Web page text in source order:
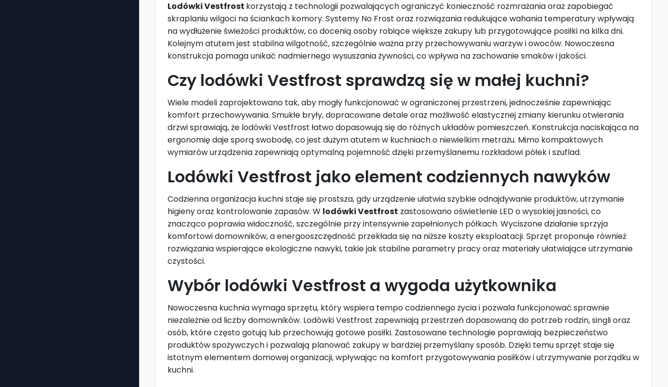
Lodówki Vestfrost korzystają z technologii pozwalających ograniczyć konieczność rozmrażania oraz zapobiegać
skraplaniu wilgoci na ściankach komory. Systemy No Frost oraz rozwiązania redukujące wahania temperatury wpływają
na wydłużenie świeżości produktów, co docenią osoby robiące większe zakupy lub przygotowujące posiłki na kilka dni.
Kolejnym atutem jest stabilna wilgotność, szczególnie ważna przy przechowywaniu warzyw i owoców. Nowoczesna
konstrukcja pomaga unikać nadmiernego wysuszania żywności, co wpływa na zachowanie smaków i jakości.
Czy lodówki Vestfrost sprawdzą się w małej kuchni?
Wiele modeli zaprojektowano tak, aby mogły funkcjonować w ograniczonej przestrzeni, jednocześnie zapewniając
komfort przechowywania. Smukłe bryły, dopracowane detale oraz możliwość elastycznej zmiany kierunku otwierania
drzwi sprawiają, że lodówki Vestfrost łatwo dopasowują się do różnych układów pomieszczeń. Konstrukcja naciskająca na
ergonomię daje sporą swobodę, co jest dużym atutem w kuchniach o niewielkim metrażu. Mimo kompaktowych
wymiarów urządzenia zapewniają optymalną pojemność dzięki przemyślanemu rozkładowi półek i szuflad.
Lodówki Vestfrost jako element codziennych nawyków
Codzienna organizacja kuchni staje się prostsza, gdy urządzenie ułatwia szybkie odnajdywanie produktów, utrzymanie
higieny oraz kontrolowanie zapasów. W lodówki Vestfrost zastosowano oświetlenie LED o wysokiej jasności, co
znacząco poprawia widoczność, szczególnie przy intensywnie zapełnionych półkach. Wyciszone działanie sprzyja
komfortowi domowników, a energooszczędność przekłada się na niższe koszty eksploatacji. Sprzęt proponuje również
rozwiązania wspierające ekologiczne nawyki, takie jak stabilne parametry pracy oraz materiały ułatwiające utrzymanie
czystości.
Wybór lodówki Vestfrost a wygoda użytkownika
Nowoczesna kuchnia wymaga sprzętu, który wspiera tempo codziennego życia i pozwala funkcjonować sprawnie
niezależnie od liczby domowników. Lodówki Vestfrost zapewniają przestrzeń dopasowaną do potrzeb rodzin, singli oraz
osób, które często gotują lub przechowują gotowe posiłki. Zastosowane technologie poprawiają bezpieczeństwo
produktów spożywczych i pozwalają planować zakupy w bardziej przemyślany sposób. Dzięki temu sprzęt staje się
istotnym elementem domowej organizacji, wpływając na komfort przygotowywania posiłków i utrzymywanie porządku w
kuchni.